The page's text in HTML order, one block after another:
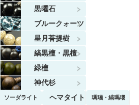
黒曜石
ブルークォーツ
星月菩提樹
縞黒檀・黒檀
緑檀
神代杉
ソーダライト ヘマタイト 瑪瑙・縞瑪瑙